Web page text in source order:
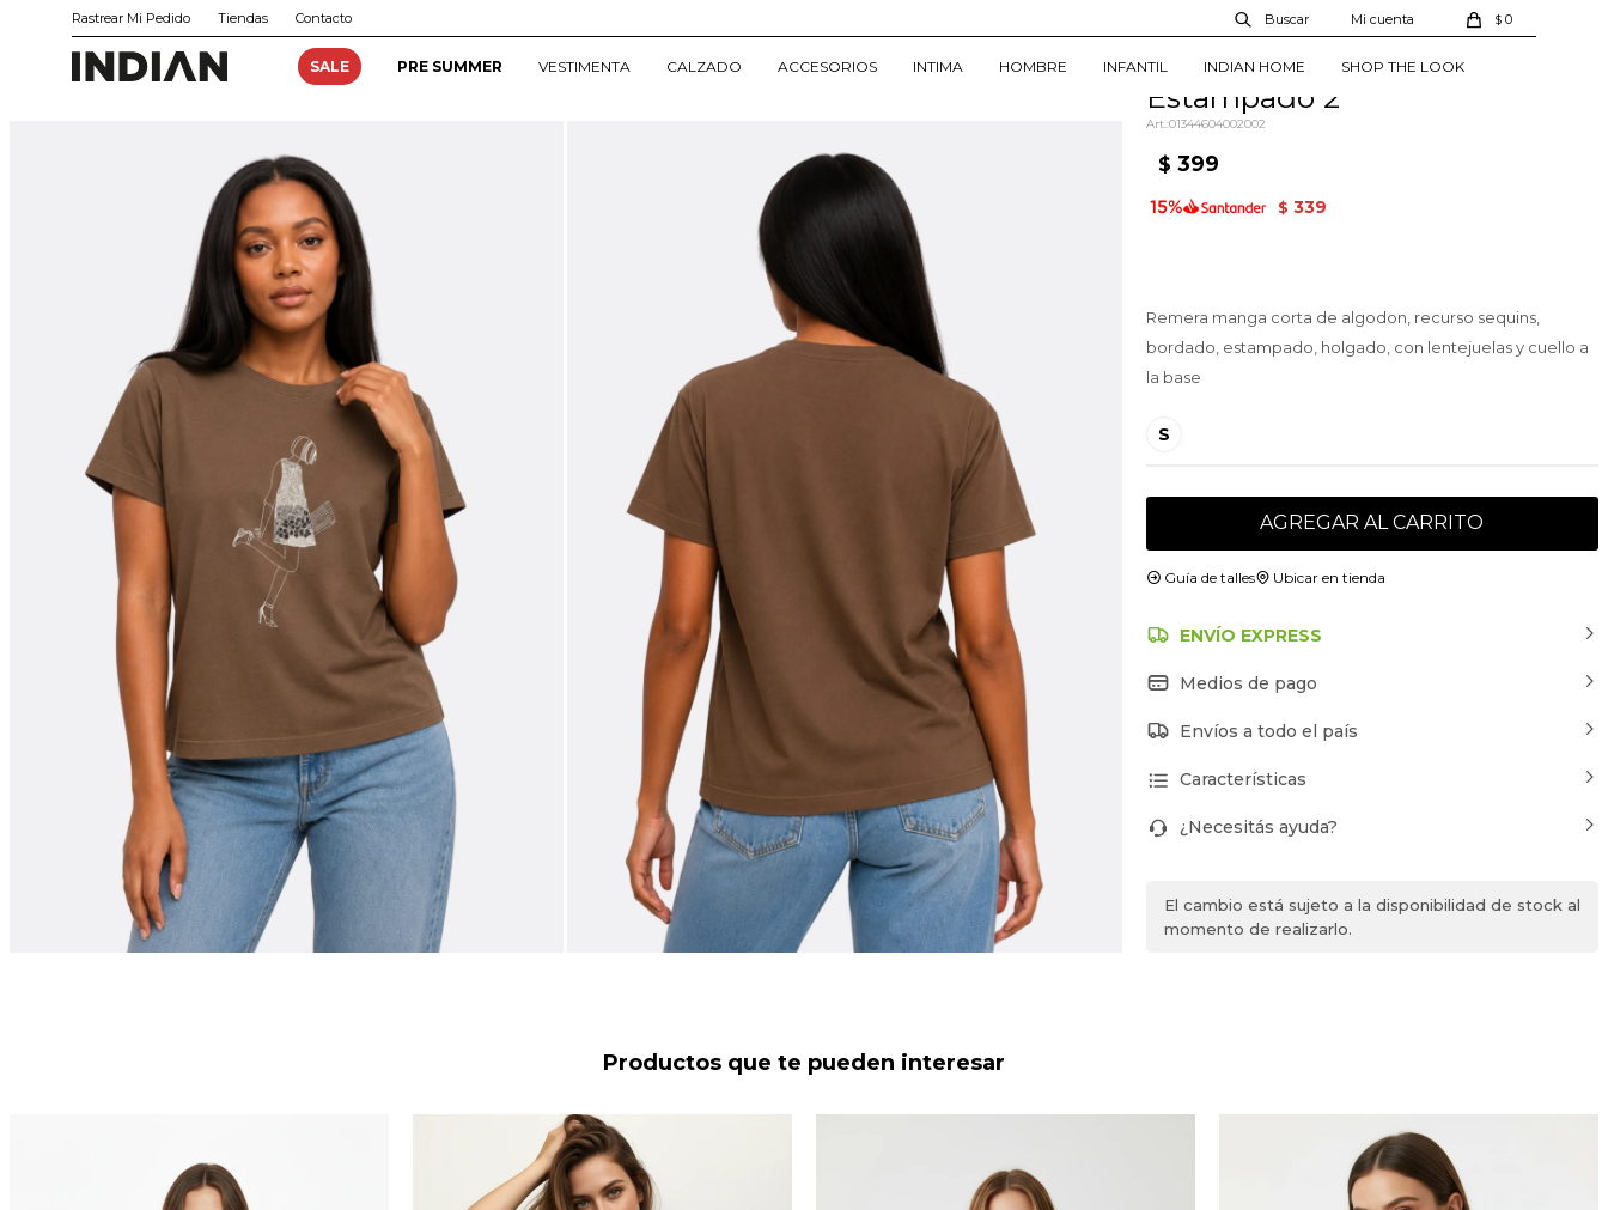
SALE PRE SUMMER VESTIMENTA CALZADO ACCESORIOS INTIMA HOMBRE INFANTIL INDIAN HOME SHOP THE LOOK
$ 0
Rastrear Mi Pedido Tiendas Contacto
Remera Bodine -
Estampado 2
01344604002002
$ 399
$ 339
Remera manga corta de algodon, recurso sequins,
bordado, estampado, holgado, con lentejuelas y cuello a
la base
S
AGREGAR AL CARRITO
Guía de talles Ubicar en tienda
ENVÍO EXPRESS
Medios de pago
Envíos a todo el país
Características
¿Necesitás ayuda?
El cambio está sujeto a la disponibilidad de stock al
momento de realizarlo.
Productos que te pueden interesar